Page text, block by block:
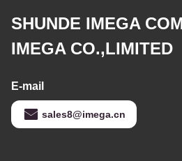
SHUNDE IMEGA
IMEGA CO.,LIMITED
E-mail
sales8@imega.cn